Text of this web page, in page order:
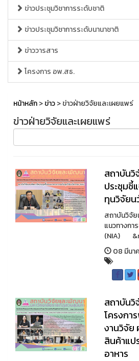
ข่าวประชุมวิชาการระดับชาติ
ข่าวประชุมวิชาการระดับนานาชาติ
ข่าววารสาร
โครงการ อพ.สธ.
หน้าหลัก>ข่าว> ข่าวฝ่ายวิจัยและเผยแพร่
ข่าวฝ่ายวิจัยและเผยแพร่
สถาบัน
ประชุมชี้
ทุนวิจัยน
สถาบันวิจั
แนวทางก
(NIA)
08 มีนา
สถาบัน
โครงกา
งานวิจัย
สินค้าแป
อาหาร